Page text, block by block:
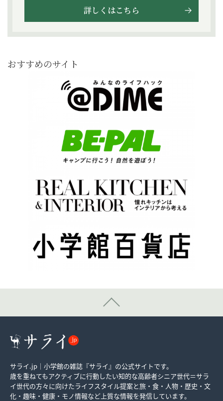
詳しくはこちら
おすすめのサイト
サライ.jp｜小学館の雑誌『サライ』の公式サイトです。
歳を重ねてもアクティブに行動したい知的な高齢者シニア世代＝サラ
イ世代の方々に向けたライフスタイル提案と旅・食・人物・歴史・文
化・趣味・健康・モノ情報など上質な情報を発信しています。